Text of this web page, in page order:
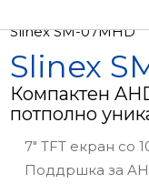
Slinex SM-07MHD
Slinex
Компактен
потполно
7" TFT екран со
Поддршка за